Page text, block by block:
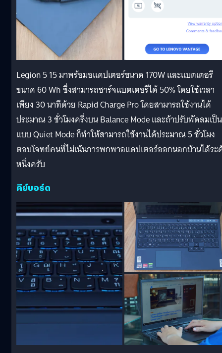
Legion 5 15 มาพร้อมอแดปเตอร์ขนาด 170W และแบตเตอรี
ขนาด 60 Wh ซึ่งสามารถชาร์จแบตเตอรีได้ 50% โดยใช้เวลา
เพียง 30 นาทีด้วย Rapid Charge Pro โดยสามารถใช้งานได้
ประมาณ 3 ชั่วโมงครึ่งบน Balance Mode และถ้าปรับพัดลมเป็น
แบบ Quiet Mode ก็ทำให้สามารถใช้งานได้ประมาณ 5 ชั่วโมง
ตอบโจทย์คนที่ไม่เน้นการพกพาอแดปเตอร์ออกนอกบ้านได้ระ
หนึ่งครับ
คีย์บอร์ด